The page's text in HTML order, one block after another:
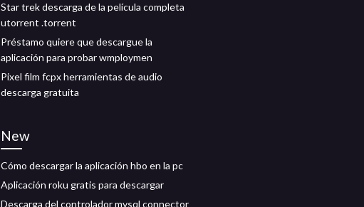
Star trek descarga de la película completa
utorrent .torrent
Préstamo quiere que descargue la
aplicación para probar wmploymen
Pixel film fcpx herramientas de audio
descarga gratuita
New
Cómo descargar la aplicación hbo en la pc
Aplicación roku gratis para descargar
Descarga del controlador mysql connector